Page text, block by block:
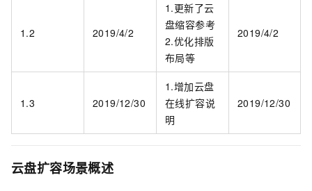
1.2 2019/4/2
1.更新了云
盘缩容参考
2.优化排版
布局等
2019/4/2
1.3 2019/12/30
1.增加云盘
在线扩容说
明
2019/12/30
云盘扩容场景概述